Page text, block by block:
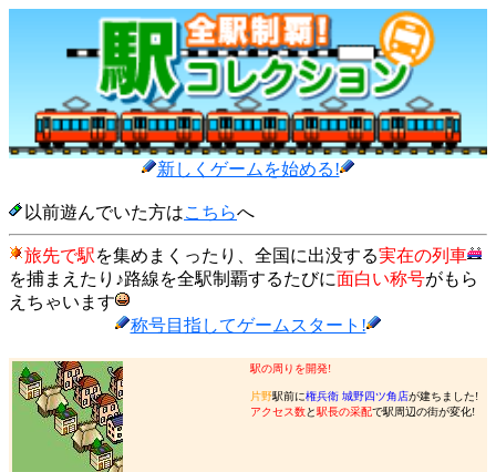
新しくゲームを始める!
以前遊んでいた方はこちらへ
旅先で駅を集めまくったり、全国に出没する実在の列車
を捕まえたり♪路線を全駅制覇するたびに面白い称号がもら
えちゃいます
称号目指してゲームスタート!
駅の周りを開発!
片野駅前に権兵衛 城野四ツ角店が建ちました!
アクセス数と駅長の采配で駅周辺の街が変化!